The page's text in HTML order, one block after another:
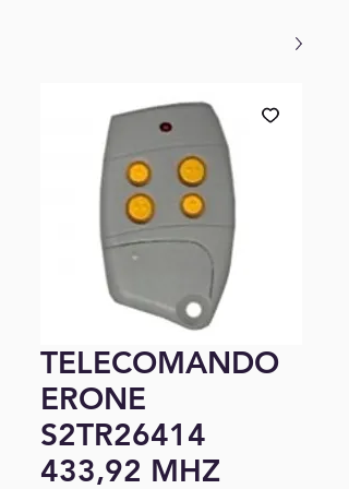
TELECOMANDO
ERONE
S2TR26414
433,92 MHZ